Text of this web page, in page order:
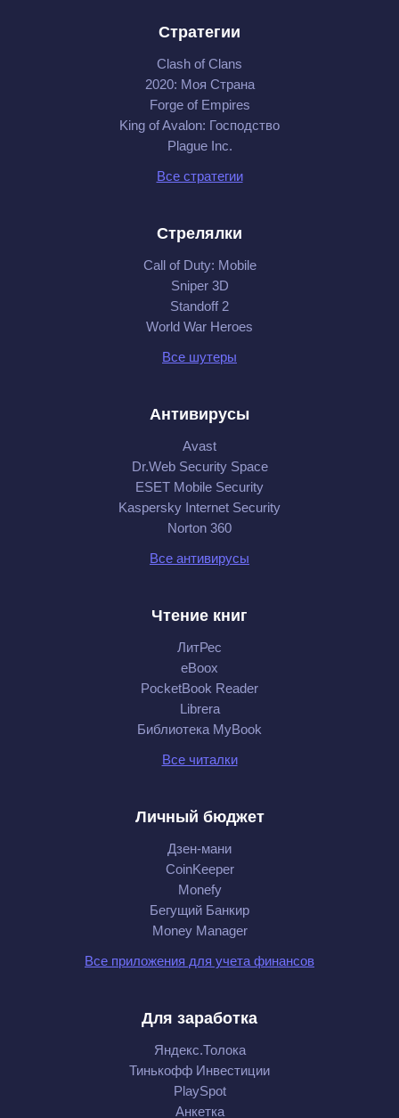
Стратегии
Clash of Clans
2020: Моя Cтрана
Forge of Empires
King of Avalon: Господство
Plague Inc.
Все стратегии
Стрелялки
Call of Duty: Mobile
Sniper 3D
Standoff 2
World War Heroes
Все шутеры
Антивирусы
Avast
Dr.Web Security Space
ESET Mobile Security
Kaspersky Internet Security
Norton 360
Все антивирусы
Чтение книг
ЛитРес
eBoox
PocketBook Reader
Librera
Библиотека MyBook
Все читалки
Личный бюджет
Дзен-мани
CoinKeeper
Monefy
Бегущий Банкир
Money Manager
Все приложения для учета финансов
Для заработка
Яндекс.Толока
Тинькофф Инвестиции
PlaySpot
Анкетка